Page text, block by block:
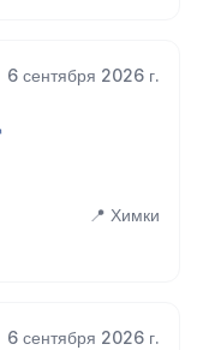
6 сентября 2026 г.
📍 Химки
6 сентября 2026 г.